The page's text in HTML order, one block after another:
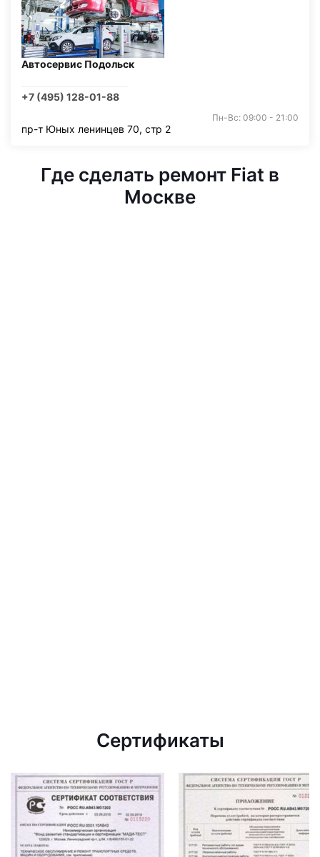
Автосервис Подольск
+7 (495) 128-01-88
Пн-Вс: 09:00 - 21:00
пр-т Юных ленинцев 70, стр 2
Где сделать ремонт Fiat в
Москве
Сертификаты